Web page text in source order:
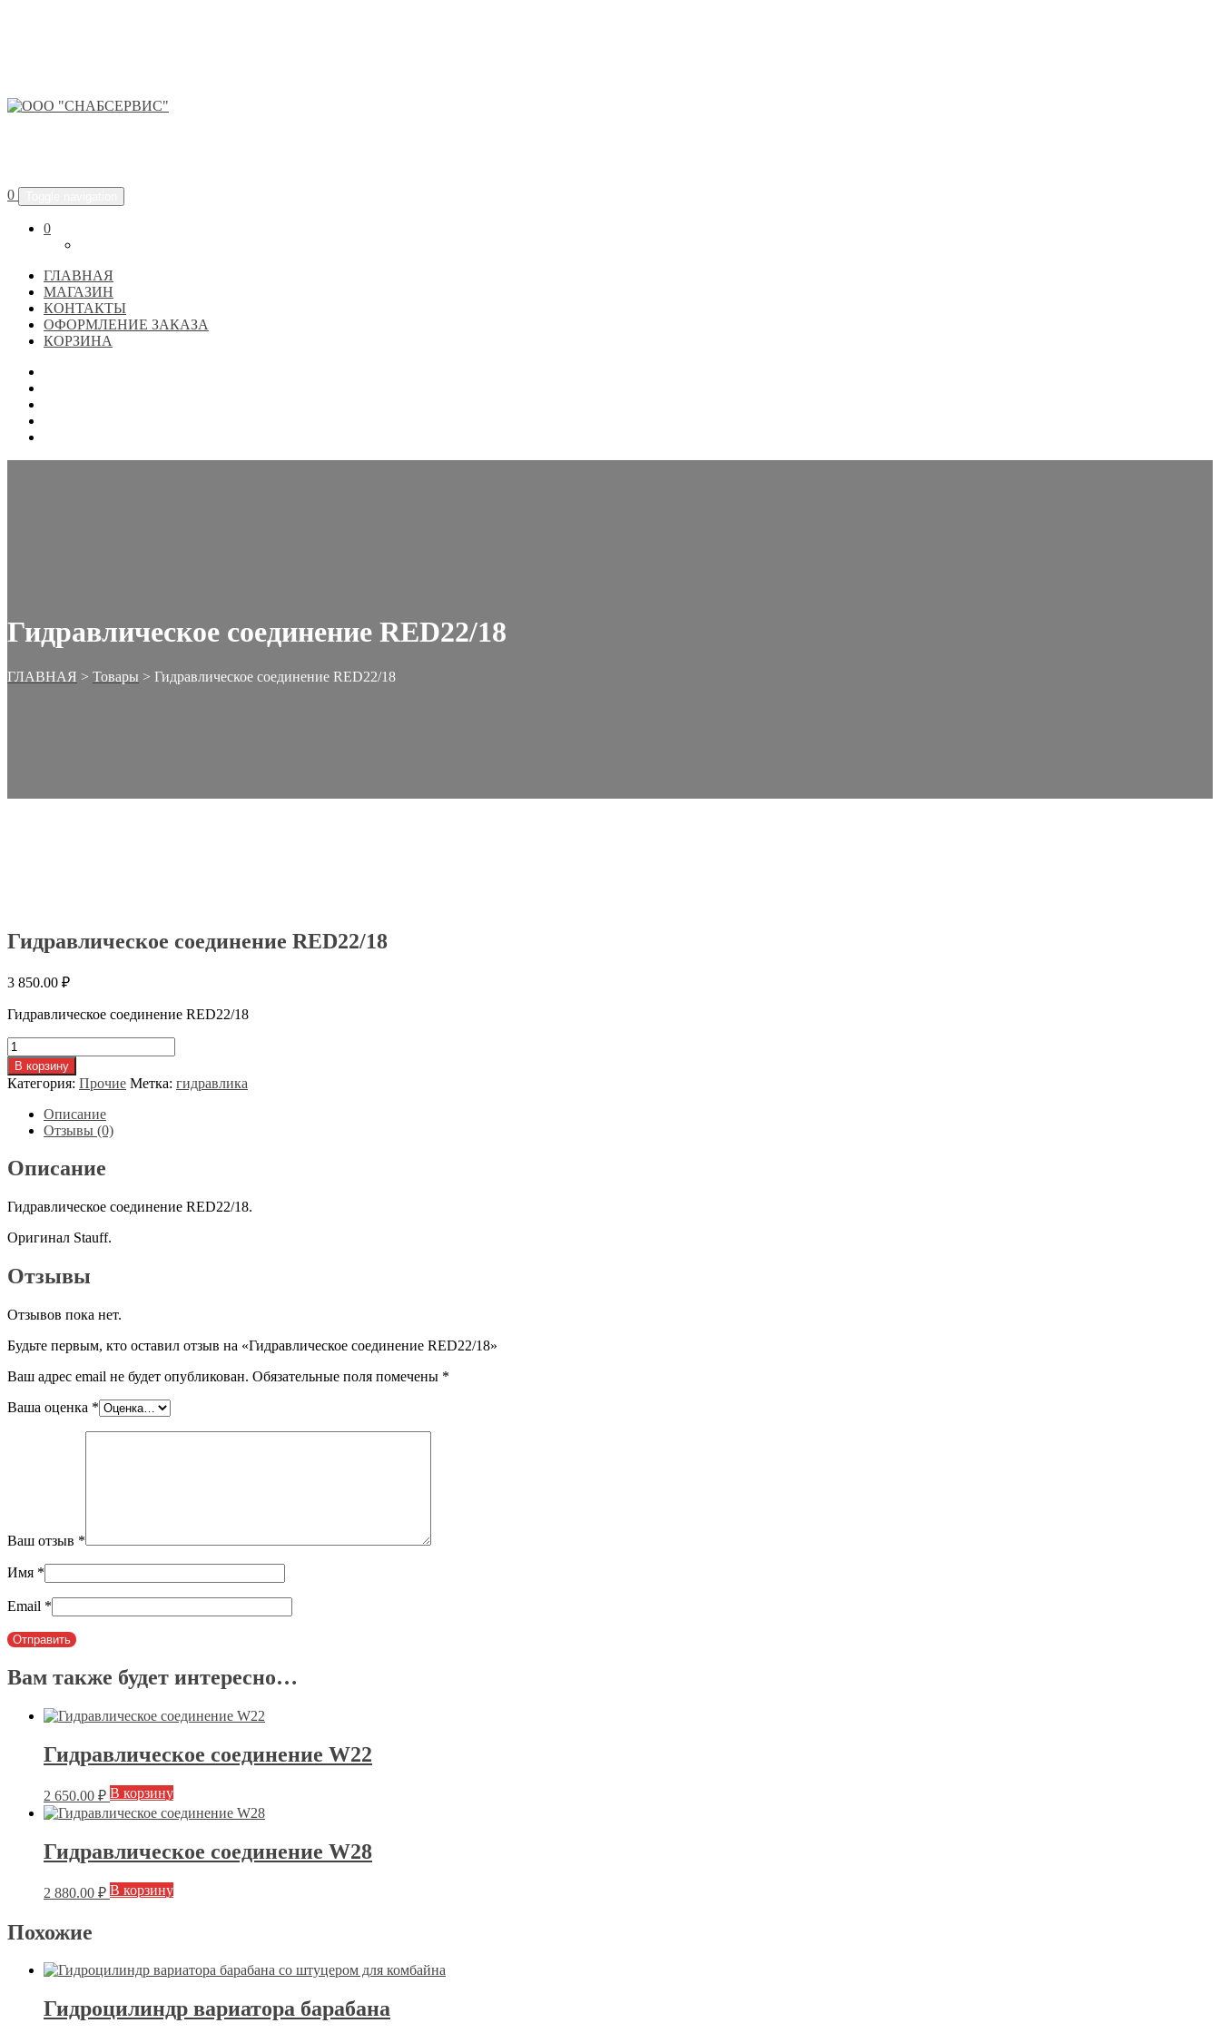
0
0
ГЛАВНАЯ
МАГАЗИН
КОНТАКТЫ
ОФОРМЛЕНИЕ ЗАКАЗА
КОРЗИНА
Гидравлическое соединение RED22/18
ГЛАВНАЯ > Товары > Гидравлическое соединение RED22/18
Гидравлическое соединение RED22/18
3 850.00 ₽
Гидравлическое соединение RED22/18
Количество
товара
Гидравлическое
соединение
RED22/18
В корзину
Категория: Прочие Метка: гидравлика
Описание
Отзывы (0)
Описание
Гидравлическое соединение RED22/18.
Оригинал Stauff.
Отзывы
Отзывов пока нет.
Будьте первым, кто оставил отзыв на «Гидравлическое соединение RED22/18»
Ваш адрес email не будет опубликован. Обязательные поля помечены *
Ваша оценка *
Ваш отзыв *
Имя *
Email *
Вам также будет интересно…
Гидравлическое соединение W22
2 650.00 ₽ В корзину
Гидравлическое соединение W28
2 880.00 ₽ В корзину
Похожие
Гидроцилиндр вариатора барабана